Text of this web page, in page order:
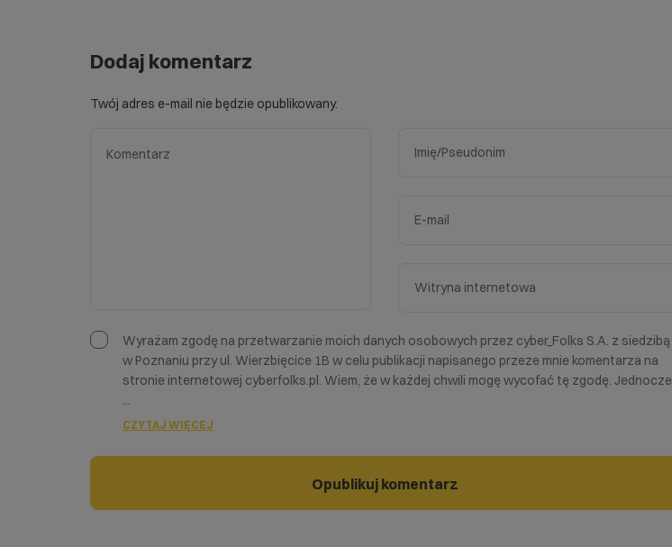
Dodaj komentarz
Twój adres e-mail nie będzie opublikowany.
Wyrażam zgodę na przetwarzanie moich danych osobowych przez cyber_Folks S.A. z siedzibą
w Poznaniu przy ul. Wierzbięcice 1B w celu publikacji napisanego przeze mnie komentarza na
stronie internetowej cyberfolks.pl. Wiem, że w każdej chwili mogę wycofać tę zgodę. Jednocze
...
CZYTAJ WIĘCEJ